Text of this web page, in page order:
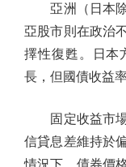
亞洲（日本除
亞股市則在政治
擇性復甦。日本
長，但國債收益
固定收益市場
信貸息差維持於
情況下，債券價